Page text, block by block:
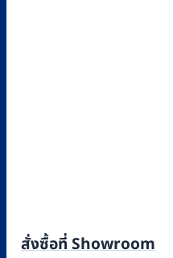
สั่งซื้อที่ Showroom